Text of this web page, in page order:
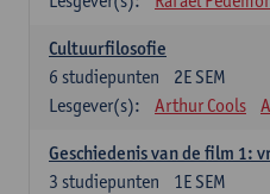
Cultuurfilosofie
2E SEM
6 studiepunten
Lesgever(s):
Arthur Cools
Geschiedenis van de film 1:
1E SEM
3 studiepunten